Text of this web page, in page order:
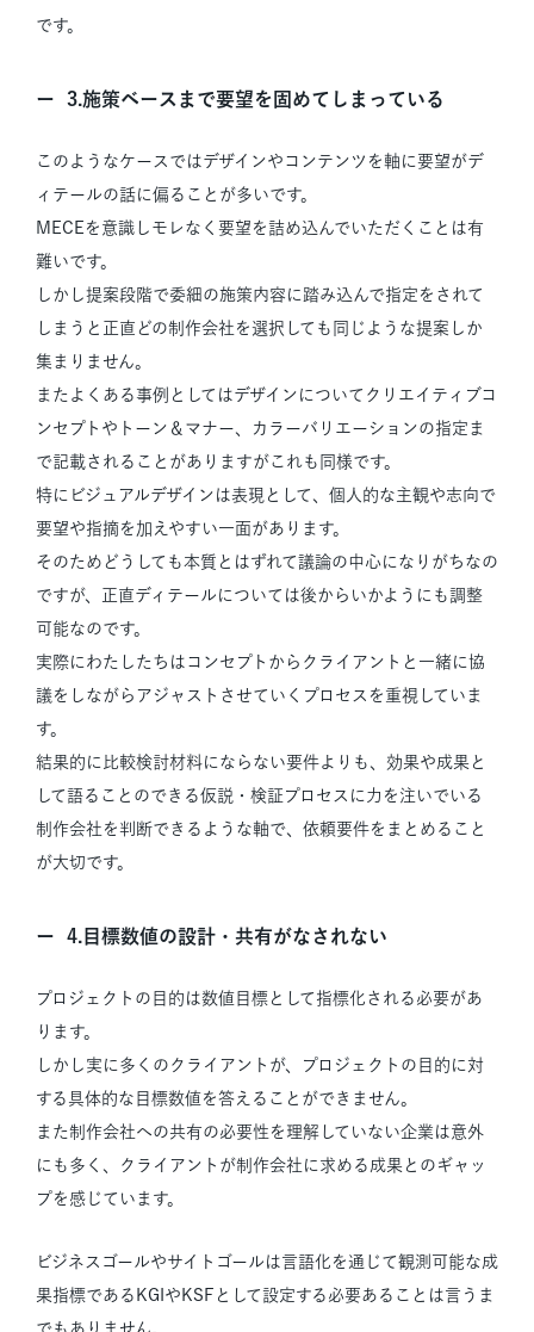
です。
3.施策ベースまで要望を固めてしまっている
このようなケースではデザインやコンテンツを軸に要望がデ
ィテールの話に偏ることが多いです。
MECEを意識しモレなく要望を詰め込んでいただくことは有
難いです。
しかし提案段階で委細の施策内容に踏み込んで指定をされて
しまうと正直どの制作会社を選択しても同じような提案しか
集まりません。
またよくある事例としてはデザインについてクリエイティブコ
ンセプトやトーン＆マナー、カラーバリエーションの指定ま
で記載されることがありますがこれも同様です。
特にビジュアルデザインは表現として、個人的な主観や志向で
要望や指摘を加えやすい一面があります。
そのためどうしても本質とはずれて議論の中心になりがちなの
ですが、正直ディテールについては後からいかようにも調整
可能なのです。
実際にわたしたちはコンセプトからクライアントと一緒に協
議をしながらアジャストさせていくプロセスを重視していま
す。
結果的に比較検討材料にならない要件よりも、効果や成果と
して語ることのできる仮説・検証プロセスに力を注いでいる
制作会社を判断できるような軸で、依頼要件をまとめること
が大切です。
4.目標数値の設計・共有がなされない
プロジェクトの目的は数値目標として指標化される必要があ
ります。
しかし実に多くのクライアントが、プロジェクトの目的に対
する具体的な目標数値を答えることができません。
また制作会社への共有の必要性を理解していない企業は意外
にも多く、クライアントが制作会社に求める成果とのギャッ
プを感じています。
ビジネスゴールやサイトゴールは言語化を通じて観測可能な成
果指標であるKGIやKSFとして設定する必要あることは言うま